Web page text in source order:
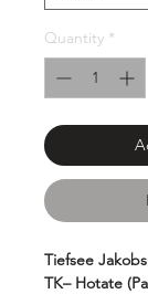
Quantity *
Tiefsee
TK– Hotate